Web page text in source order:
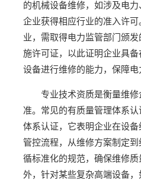
的机械设备维修，如涉及电
企业获得相应行业的准入许
业，需取得电力监管部门颁
施许可证，以此证明企业具
设备进行维修的能力，保障电
专业技术资质是衡量维
准。常见的有质量管理体系
体系认证，它表明企业在设
管控流程，从维修方案制定
循标准化的规范，确保维修
外，针对某些复杂高端设备